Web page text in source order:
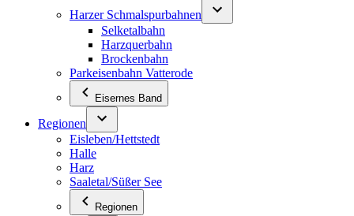
Harzer Schmalspurbahnen
Selketalbahn
Harzquerbahn
Brockenbahn
Parkeisenbahn Vatterode
Eisernes Band
Regionen
Eisleben/Hettstedt
Halle
Harz
Saaletal/Süßer See
Regionen